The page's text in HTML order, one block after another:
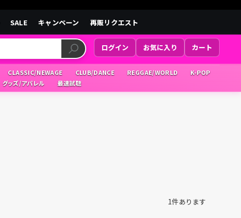
SALE キャンペーン 再販リクエスト
ログイン お気に入り カート
CLASSIC/NEWAGE CLUB/DANCE REGGAE/WORLD
K-POP
グッズ/アパレル 最速試聴
1件あります